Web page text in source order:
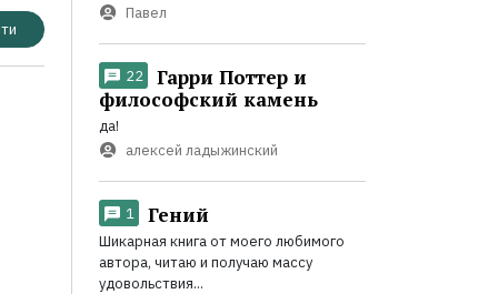
Павел
22
Гарри Поттер и
философский камень
да!
алексей ладыжинский
1 Гений
Шикарная книга от моего любимого
автора, читаю и получаю массу
удовольствия...